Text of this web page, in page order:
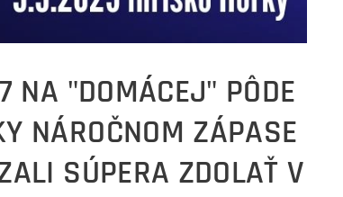
NA "DOMÁCEJ" PÔDE
NÁROČNOM ZÁPASE
SÚPERA ZDOLAŤ V